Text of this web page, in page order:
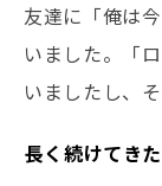
友達に「俺は
いました。「
いましたし、
――長く続けてき